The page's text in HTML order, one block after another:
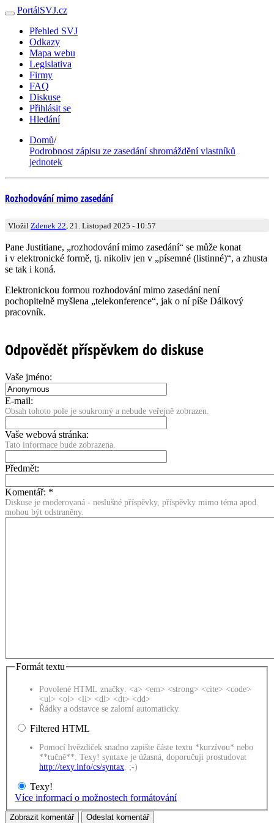
PortálSVJ.cz
Přehled SVJ
Odkazy
Mapa webu
Legislativa
Firmy
FAQ
Diskuse
Přihlásit se
Hledání
Domů/
Podrobnost zápisu ze zasedání shromáždění vlastníků
jednotek
Rozhodování mimo zasedání
Vložil Zdenek 22 , 21. Listopad 2025 - 10:57
Pane Justitiane, „rozhodování mimo zasedání“ se může konat
i v elektronické formě, tj. nikoliv jen v „písemné (listinné)“, a zhusta
se tak i koná.
Elektronickou formou rozhodování mimo zasedání není
pochopitelně myšlena „telekonference“, jak o ní píše Dálkový
pracovník.
Odpovědět příspěvkem do diskuse
Vaše jméno:
E-mail:
Obsah tohoto pole je soukromý a nebude veřejně zobrazen.
Vaše webová stránka:
Tato informace bude zobrazena.
Předmět:
Komentář: *
Diskuse je moderovaná - neslušné příspěvky, příspěvky mimo téma apod.
mohou být odstraněny.
Formát textu
Povolené HTML značky: <a> <em> <strong> <cite> <code>
<ul> <ol> <li> <dl> <dt> <dd>
Řádky a odstavce se zalomí automaticky.
Filtered HTML
Pomocí hvězdiček snadno zapište částe textu *kurzívou* nebo
**tučně**. Texy! syntaxe je úžasná, doporučuji prostudovat
http://texy.info/cs/syntax . ;-)
Texy!
Více informací o možnostech formátování